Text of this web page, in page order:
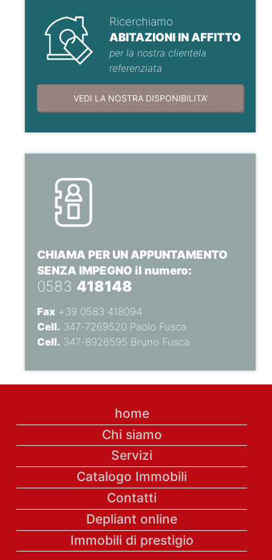
Ricerchiamo
ABITAZIONI IN AFFITTO
per la nostra clientela
referenziata
VEDI LA NOSTRA DISPONIBILITA'
CHIAMA PER UN APPUNTAMENTO
SENZA IMPEGNO il numero:
0583 418148
Fax+39 0583 418094
Cell. 347-7269520 Paolo Fusca
Cell. 347-8926595 Bruno Fusca
home
Chi siamo
Servizi
Catalogo Immobili
Contatti
Depliant online
Immobili di prestigio